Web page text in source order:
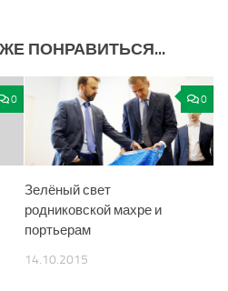
ПОНРАВИТЬСЯ...
0 0
Зелёный свет
родниковской махре и
портьерам
14.10.2015